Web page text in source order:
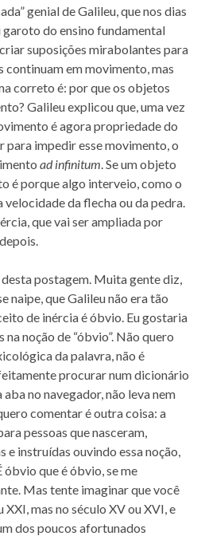
genial de Galileu, que nos dias
do ensino fundamental
suposições mirabolantes para
em movimento, mas
correto é: por que os objetos
Galileu explicou que, uma vez
é agora propriedade do
para impedir esse movimento, o
ad infinitum. Se um objeto
é porque algo interveio, como o
da flecha ou da pedra.
que vai ser ampliada por
desta postagem. Muita gente diz,
naipe, que Galileu não era tão
de inércia é óbvio. Eu gostaria
noção de “óbvio”. Não quero
da palavra, não é
procurar num dicionário
no navegador, não leva nem
comentar é outra coisa: a
pessoas que nasceram,
e instruídas ouvindo essa noção,
óbvio que é óbvio, se me
Mas tente imaginar que você
XXI, mas no século XV ou XVI, e
dos poucos afortunados